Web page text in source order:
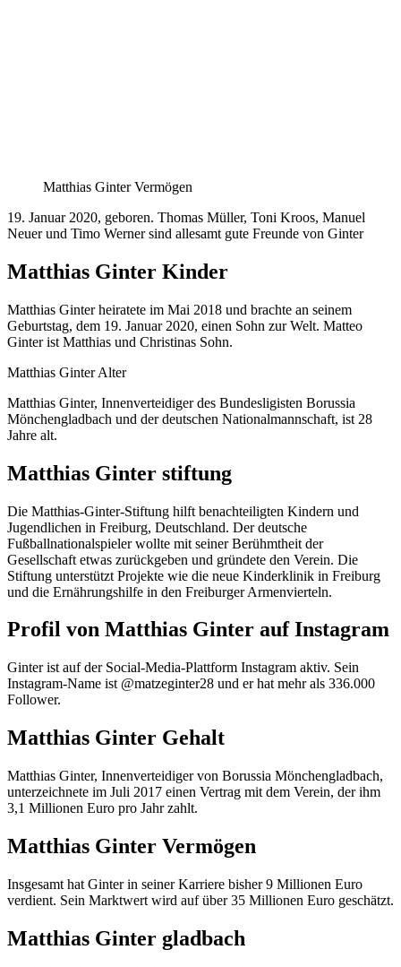
Matthias Ginter Vermögen
19. Januar 2020, geboren. Thomas Müller, Toni Kroos, Manuel
Neuer und Timo Werner sind allesamt gute Freunde von Ginter
Matthias Ginter Kinder
Matthias Ginter heiratete im Mai 2018 und brachte an seinem
Geburtstag, dem 19. Januar 2020, einen Sohn zur Welt. Matteo
Ginter ist Matthias und Christinas Sohn.
Matthias Ginter Alter
Matthias Ginter, Innenverteidiger des Bundesligisten Borussia
Mönchengladbach und der deutschen Nationalmannschaft, ist 28
Jahre alt.
Matthias Ginter stiftung
Die Matthias-Ginter-Stiftung hilft benachteiligten Kindern und
Jugendlichen in Freiburg, Deutschland. Der deutsche
Fußballnationalspieler wollte mit seiner Berühmtheit der
Gesellschaft etwas zurückgeben und gründete den Verein. Die
Stiftung unterstützt Projekte wie die neue Kinderklinik in Freiburg
und die Ernährungshilfe in den Freiburger Armenvierteln.
Profil von Matthias Ginter auf Instagram
Ginter ist auf der Social-Media-Plattform Instagram aktiv. Sein
Instagram-Name ist @matzeginter28 und er hat mehr als 336.000
Follower.
Matthias Ginter Gehalt
Matthias Ginter, Innenverteidiger von Borussia Mönchengladbach,
unterzeichnete im Juli 2017 einen Vertrag mit dem Verein, der ihm
3,1 Millionen Euro pro Jahr zahlt.
Matthias Ginter Vermögen
Insgesamt hat Ginter in seiner Karriere bisher 9 Millionen Euro
verdient. Sein Marktwert wird auf über 35 Millionen Euro geschätzt.
Matthias Ginter gladbach